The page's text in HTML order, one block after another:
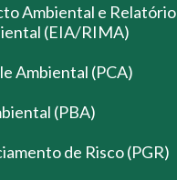
Ambiental e Relatório
(EIA/RIMA)
Ambiental (PCA)
(PBA)
de Risco (PGR)